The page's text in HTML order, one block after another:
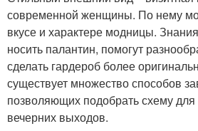
современной женщины. По нему
вкусе и характере модницы.
носить палантин, помогут
сделать гардероб более
существует множество способов
позволяющих подобрать схему
вечерних выходов.